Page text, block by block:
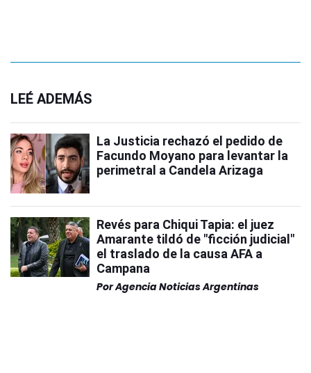
LEÉ ADEMÁS
La Justicia rechazó el pedido de
Facundo Moyano para levantar la
perimetral a Candela Arizaga
Revés para Chiqui Tapia: el juez
Amarante tildó de "ficción judicial"
el traslado de la causa AFA a
Campana
PorAgencia Noticias Argentinas